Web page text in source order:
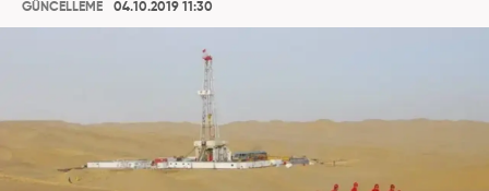
GÜNCELLEME
04.10.2019 11:30